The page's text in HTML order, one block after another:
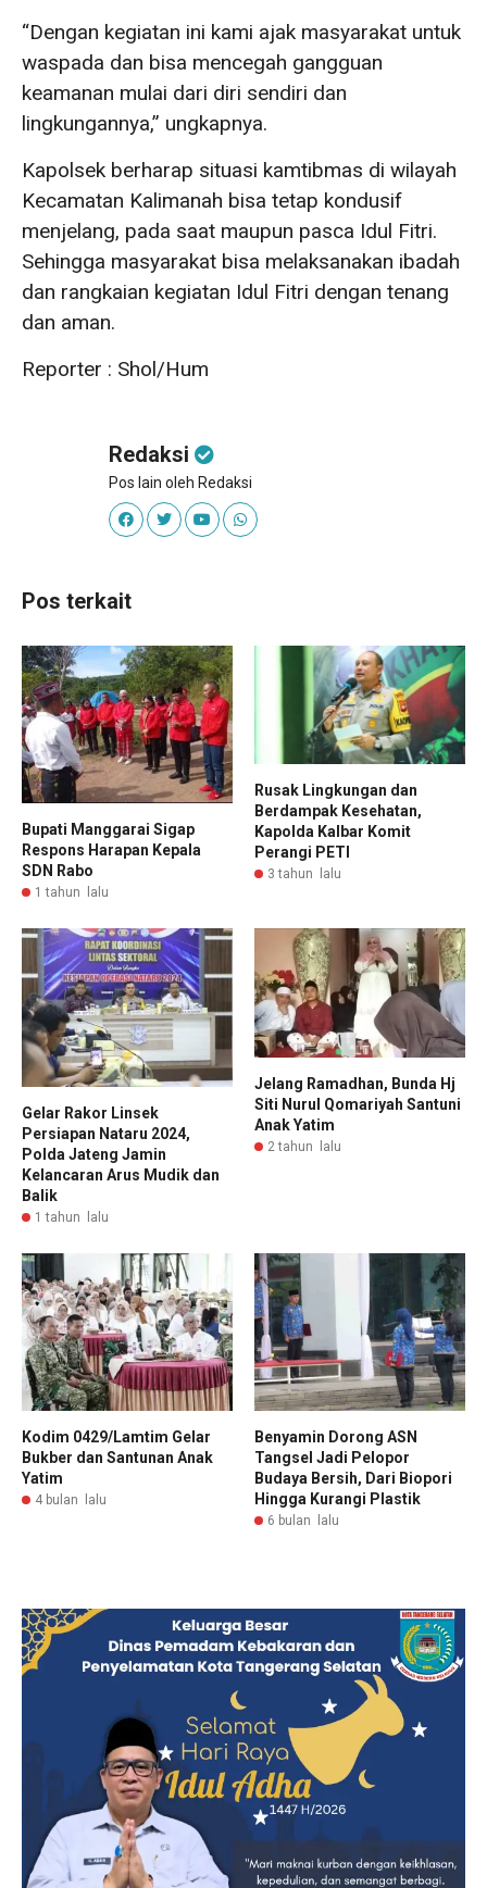
“Dengan kegiatan ini kami ajak masyarakat untuk
waspada dan bisa mencegah gangguan
keamanan mulai dari diri sendiri dan
lingkungannya,” ungkapnya.
Kapolsek berharap situasi kamtibmas di wilayah
Kecamatan Kalimanah bisa tetap kondusif
menjelang, pada saat maupun pasca Idul Fitri.
Sehingga masyarakat bisa melaksanakan ibadah
dan rangkaian kegiatan Idul Fitri dengan tenang
dan aman.
Reporter : Shol/Hum
Redaksi
Pos lain oleh Redaksi
Pos terkait
Bupati Manggarai Sigap
Respons Harapan Kepala
SDN Rabo
1 tahun lalu
Rusak Lingkungan dan
Berdampak Kesehatan,
Kapolda Kalbar Komit
Perangi PETI
3 tahun lalu
Gelar Rakor Linsek
Persiapan Nataru 2024,
Polda Jateng Jamin
Kelancaran Arus Mudik dan
Balik
1 tahun lalu
Jelang Ramadhan, Bunda Hj
Siti Nurul Qomariyah Santuni
Anak Yatim
2 tahun lalu
Kodim 0429/Lamtim Gelar
Bukber dan Santunan Anak
Yatim
4 bulan lalu
Benyamin Dorong ASN
Tangsel Jadi Pelopor
Budaya Bersih, Dari Biopori
Hingga Kurangi Plastik
6 bulan lalu